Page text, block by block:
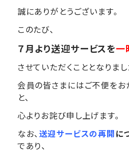
誠にありがとうございます。
このたび、
７月より送迎サービスを一
させていただくこととなりまし
会員の皆さまにはご不便をお
と、
心よりお詫び申し上げます。
なお、 送迎サービスの再開に
であり、